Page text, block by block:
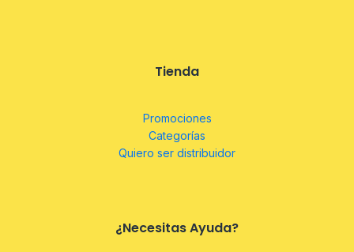
Tienda
Promociones
Categorías
Quiero ser distribuidor
¿Necesitas Ayuda?